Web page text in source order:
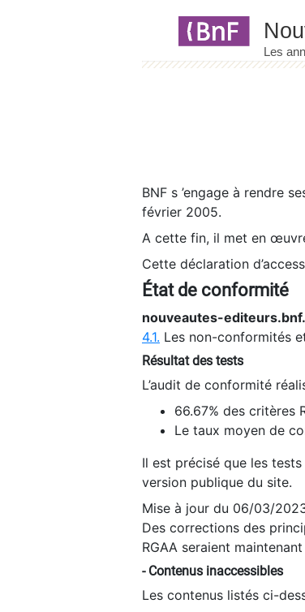
BNF s ’engage à rendre
février 2005.
A cette fin, il met en
Cette déclaration
État de conformité
nouveautes-
4.1. Les non-conformités
Résultat des tests
L’audit de conformité
66.67% des critères
Le taux moyen de
Il est précisé que les
version publique du site.
Mise à jour du 06/03/
Des corrections des
RGAA seraient
- Contenus inaccessibles
Les contenus listés ci-